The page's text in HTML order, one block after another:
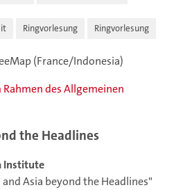
Ringvorlesung Ringvorlesung
(France/Indonesia)
des Allgemeinen
the Headlines
Institute
Asia beyond the Headlines"